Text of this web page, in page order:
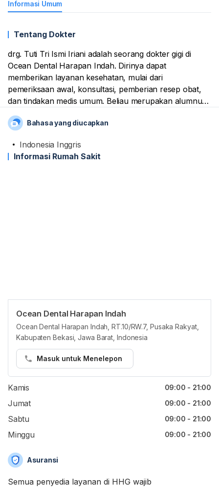
Informasi Umum
Tentang Dokter
drg. Tuti Tri Ismi Iriani adalah seorang dokter gigi di
Ocean Dental Harapan Indah. Dirinya dapat
memberikan layanan kesehatan, mulai dari
pemeriksaan awal, konsultasi, pemberian resep obat,
dan tindakan medis umum. Beliau merupakan alumnus
dari Universitas Prof Dr Moestopo (Beragama). Tidak
lupa, namanya sudah tercatat sebagai anggota aktif dari
Dokter Gigi Indonesia (PDGI).
Bahasa yang diucapkan
Indonesia Inggris
Informasi Rumah Sakit
Ocean Dental Harapan Indah
Ocean Dental Harapan Indah, RT.10/RW.7, Pusaka Rakyat,
Kabupaten Bekasi, Jawa Barat, Indonesia
Masuk untuk Menelepon
Jam reguler
Senin
Selasa
Kamis 09:00 - 21:00
Jumat 09:00 - 21:00
Sabtu 09:00 - 21:00
Minggu 09:00 - 21:00
Asuransi
Semua penyedia layanan di HHG wajib